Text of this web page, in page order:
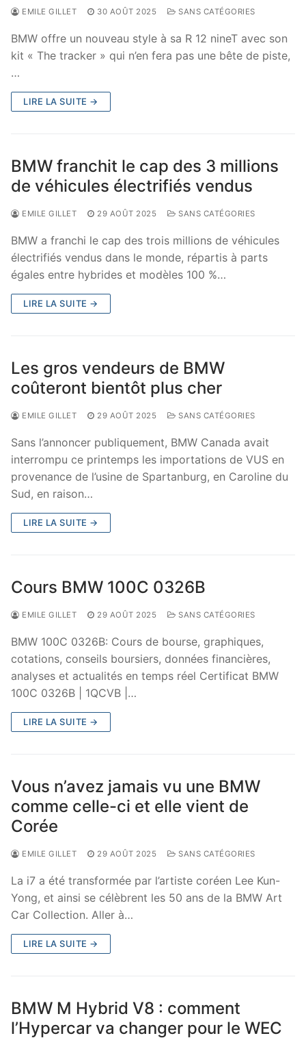
EMILE GILLET 30 AOÛT 2025 SANS CATÉGORIES
BMW offre un nouveau style à sa R 12 nineT avec son
kit « The tracker » qui n’en fera pas une bête de piste,
…
LIRE LA SUITE →
BMW franchit le cap des 3 millions
de véhicules électrifiés vendus
EMILE GILLET 29 AOÛT 2025 SANS CATÉGORIES
BMW a franchi le cap des trois millions de véhicules
électrifiés vendus dans le monde, répartis à parts
égales entre hybrides et modèles 100 %…
LIRE LA SUITE →
Les gros vendeurs de BMW
coûteront bientôt plus cher
EMILE GILLET 29 AOÛT 2025 SANS CATÉGORIES
Sans l’annoncer publiquement, BMW Canada avait
interrompu ce printemps les importations de VUS en
provenance de l’usine de Spartanburg, en Caroline du
Sud, en raison…
LIRE LA SUITE →
Cours BMW 100C 0326B
EMILE GILLET 29 AOÛT 2025 SANS CATÉGORIES
BMW 100C 0326B: Cours de bourse, graphiques,
cotations, conseils boursiers, données financières,
analyses et actualités en temps réel Certificat BMW
100C 0326B | 1QCVB |…
LIRE LA SUITE →
Vous n’avez jamais vu une BMW
comme celle-ci et elle vient de
Corée
EMILE GILLET 29 AOÛT 2025 SANS CATÉGORIES
La i7 a été transformée par l’artiste coréen Lee Kun-
Yong, et ainsi se célèbrent les 50 ans de la BMW Art
Car Collection. Aller à…
LIRE LA SUITE →
BMW M Hybrid V8 : comment
l’Hypercar va changer pour le WEC